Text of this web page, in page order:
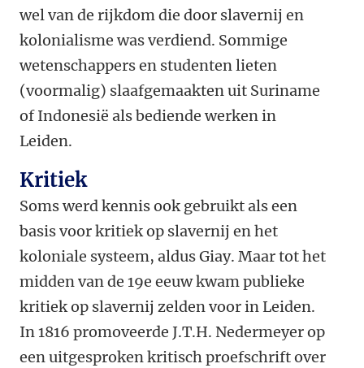
wel van de rijkdom die door slavernij en
kolonialisme was verdiend. Sommige
wetenschappers en studenten lieten
(voormalig) slaafgemaakten uit Suriname
of Indonesië als bediende werken in
Leiden.
Kritiek
Soms werd kennis ook gebruikt als een
basis voor kritiek op slavernij en het
koloniale systeem, aldus Giay. Maar tothet
midden van de 19e eeuw kwam publieke
kritiek op slavernij zelden voor in Leiden.
In 1816 promoveerde J.T.H. Nedermeyer op
een uitgesproken kritisch proefschrift over